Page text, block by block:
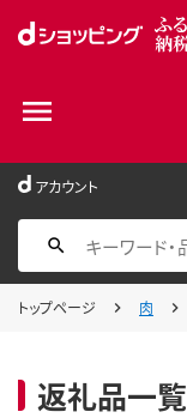
アカウント
トップページ 肉
返礼品一覧